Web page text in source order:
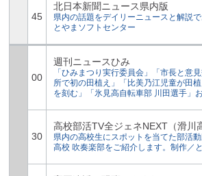
45
北日本新聞ニュース県内版
県内の話題をデイリーニュースと解説
とやまソフトセンター
00
週刊ニュースひみ
「ひみまつり実行委員会」「市長と意
所で初の田植え」「比美乃江児童が田
を刻む」「氷見高自転車部 川田選手」
30
高校部活TV全ジェネNEXT（滑川
県内の高校生にスポットを当てた部活
高校 吹奏楽部をご紹介します。制作／